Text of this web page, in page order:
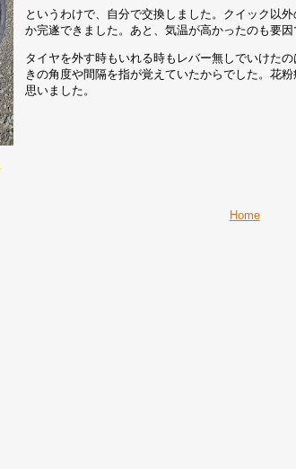
というわけで、自分で交換しました。クイック以
か完遂できました。あと、気温が高かったのも要
タイヤを外す時もいれる時もレバー無しでいけた
きの角度や間隔を指が覚えていたからでした。花
思いました。
Home